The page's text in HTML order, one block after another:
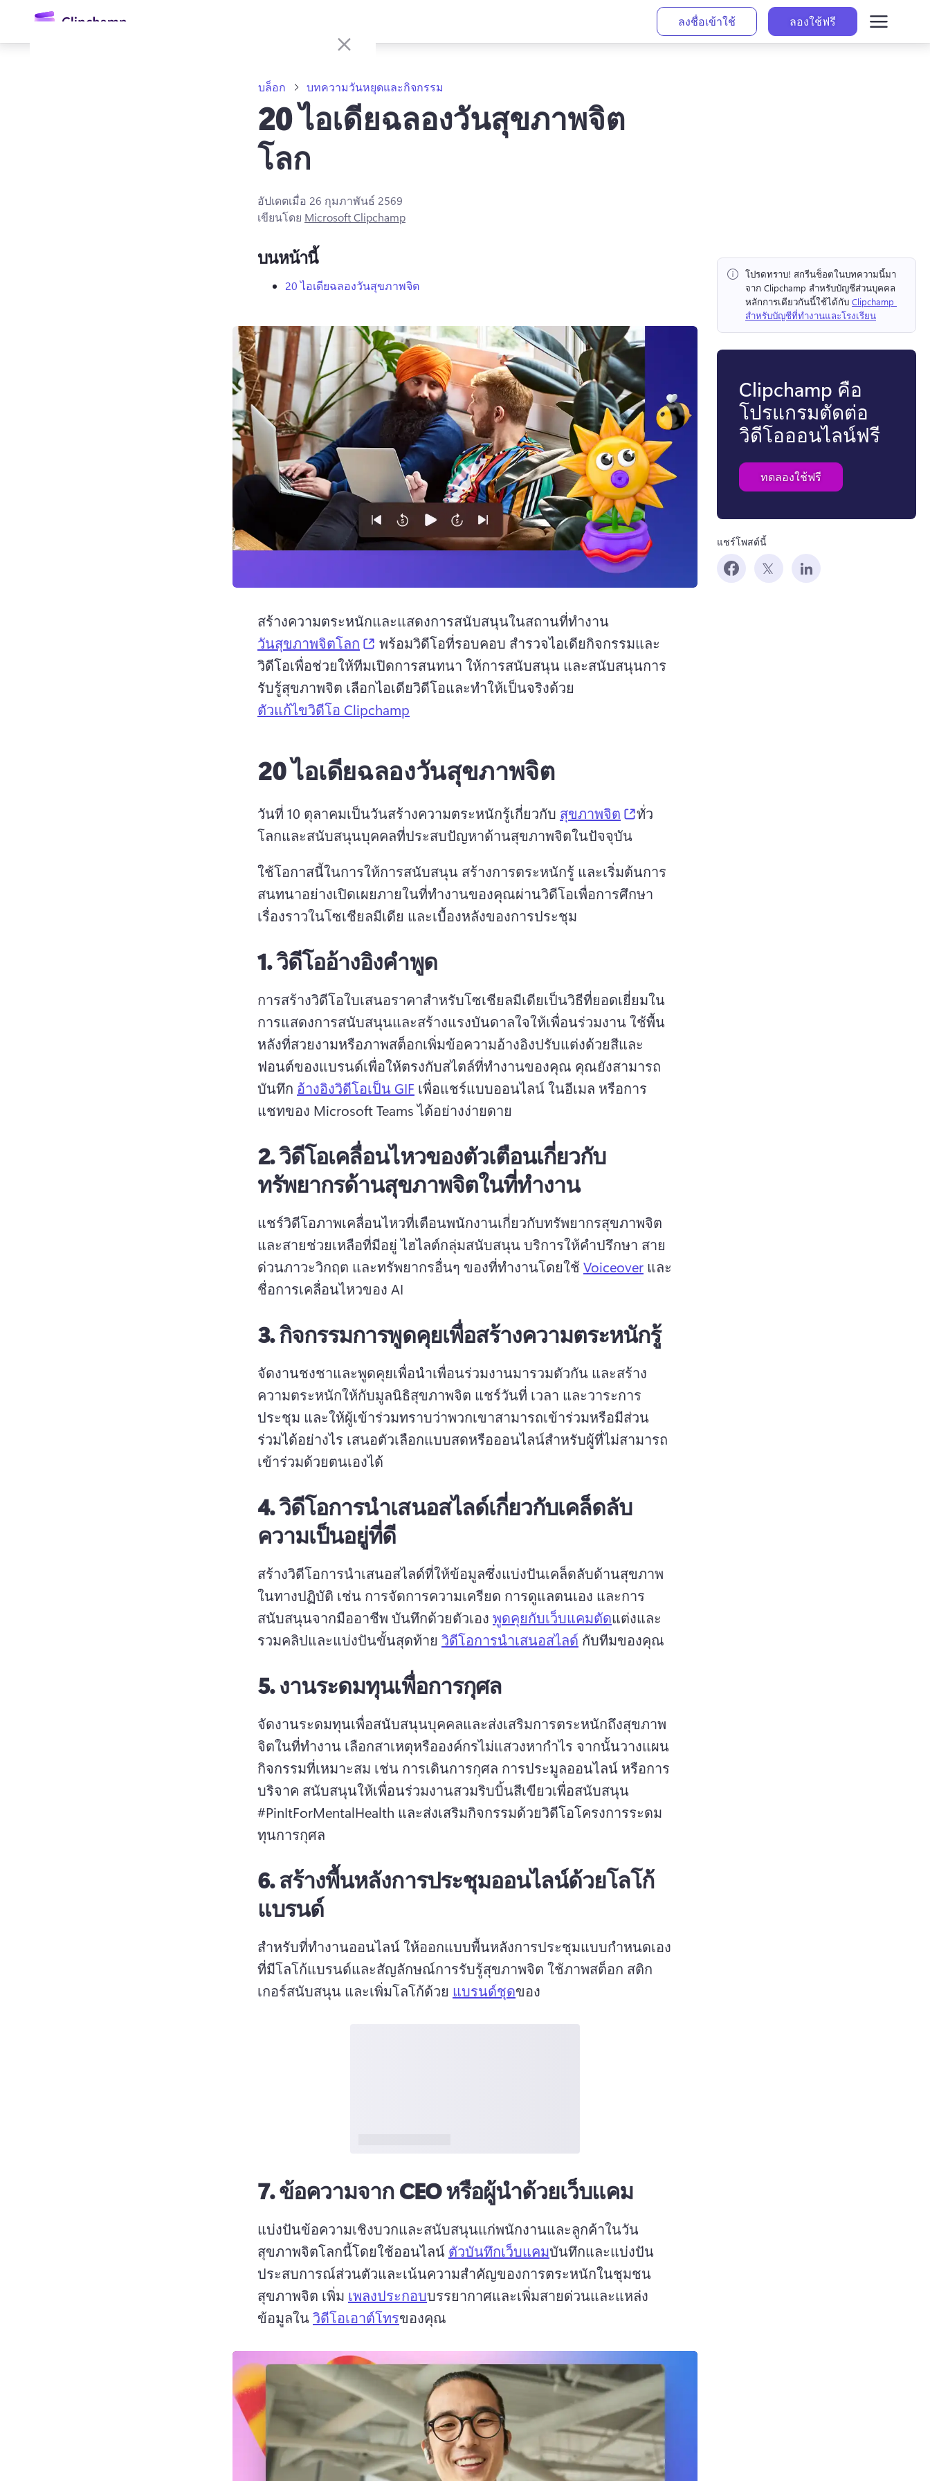
ลงชื่อเข้าใช้ ลองใช้ฟรี
บล็อก บทความวันหยุดและกิจกรรม
20 ไอเดียฉลองวันสุขภาพจิต
โลก
อัปเดตเมื่อ 26 กุมภาพันธ์ 2569
เขียนโดย Microsoft Clipchamp
บนหน้านี้
20 ไอเดียฉลองวันสุขภาพจิต
สร้างความตระหนักและแสดงการสนับสนุนในสถานที่ทํางาน
วันสุขภาพจิตโลก
(opens in a new tab)
พร้อมวิดีโอที่รอบคอบ สํารวจไอเดียกิจกรรมและ
วิดีโอเพื่อช่วยให้ทีมเปิดการสนทนา ให้การสนับสนุน และสนับสนุนการ
รับรู้สุขภาพจิต เลือกไอเดียวิดีโอและทําให้เป็นจริงด้วย
ตัวแก้ไขวิดีโอ Clipchamp
20 ไอเดียฉลองวันสุขภาพจิต
วันที่ 10 ตุลาคมเป็นวันสร้างความตระหนักรู้เกี่ยวกับ สุขภาพจิต (opens in a new tab)
ทั่ว
โลกและสนับสนุนบุคคลที่ประสบปัญหาด้านสุขภาพจิตในปัจจุบัน
ใช้โอกาสนี้ในการให้การสนับสนุน สร้างการตระหนักรู้ และเริ่มต้นการ
สนทนาอย่างเปิดเผยภายในที่ทำงานของคุณผ่านวิดีโอเพื่อการศึกษา
เรื่องราวในโซเชียลมีเดีย และเบื้องหลังของการประชุม
1.วิดีโออ้างอิงคำพูด
การสร้างวิดีโอใบเสนอราคาสําหรับโซเชียลมีเดียเป็นวิธีที่ยอดเยี่ยมใน
การแสดงการสนับสนุนและสร้างแรงบันดาลใจให้เพื่อนร่วมงาน ใช้พื้น
หลังที่สวยงามหรือภาพสต็อกเพิ่มข้อความอ้างอิงปรับแต่งด้วยสีและ
ฟอนต์ของแบรนด์เพื่อให้ตรงกับสไตล์ที่ทํางานของคุณ คุณยังสามารถ
บันทึก อ้างอิงวิดีโอเป็น GIF เพื่อแชร์แบบออนไลน์ ในอีเมล หรือการ
แชทของ Microsoft Teams ได้อย่างง่ายดาย
2.วิดีโอเคลื่อนไหวของตัวเตือนเกี่ยวกับ
ทรัพยากรด้านสุขภาพจิตในที่ทำงาน
แชร์วิดีโอภาพเคลื่อนไหวที่เตือนพนักงานเกี่ยวกับทรัพยากรสุขภาพจิต
และสายช่วยเหลือที่มีอยู่ ไฮไลต์กลุ่มสนับสนุน บริการให้คําปรึกษา สาย
ด่วนภาวะวิกฤต และทรัพยากรอื่นๆ ของที่ทํางานโดยใช้ Voiceover และ
ชื่อการเคลื่อนไหวของ AI
3.กิจกรรมการพูดคุยเพื่อสร้างความตระหนักรู้
จัดงานชงชาและพูดคุยเพื่อนําเพื่อนร่วมงานมารวมตัวกัน และสร้าง
ความตระหนักให้กับมูลนิธิสุขภาพจิต แชร์วันที่ เวลา และวาระการ
ประชุม และให้ผู้เข้าร่วมทราบว่าพวกเขาสามารถเข้าร่วมหรือมีส่วน
ร่วมได้อย่างไร เสนอตัวเลือกแบบสดหรือออนไลน์สําหรับผู้ที่ไม่สามารถ
เข้าร่วมด้วยตนเองได้
4.วิดีโอการนำเสนอสไลด์เกี่ยวกับเคล็ดลับ
ความเป็นอยู่ที่ดี
สร้างวิดีโอการนําเสนอสไลด์ที่ให้ข้อมูลซึ่งแบ่งปันเคล็ดลับด้านสุขภาพ
ในทางปฏิบัติ เช่น การจัดการความเครียด การดูแลตนเอง และการ
สนับสนุนจากมืออาชีพ บันทึกด้วยตัวเอง พูดคุยกับเว็บแคมตัดแต่งและ
รวมคลิปและแบ่งปันขั้นสุดท้าย วิดีโอการนําเสนอสไลด์ กับทีมของคุณ
5.งานระดมทุนเพื่อการกุศล
จัดงานระดมทุนเพื่อสนับสนุนบุคคลและส่งเสริมการตระหนักถึงสุขภาพ
จิตในที่ทํางาน เลือกสาเหตุหรือองค์กรไม่แสวงหากําไร จากนั้นวางแผน
กิจกรรมที่เหมาะสม เช่น การเดินการกุศล การประมูลออนไลน์ หรือการ
บริจาค สนับสนุนให้เพื่อนร่วมงานสวมริบบิ้นสีเขียวเพื่อสนับสนุน
#PinItForMentalHealth และส่งเสริมกิจกรรมด้วยวิดีโอโครงการระดม
ทุนการกุศล
6.สร้างพื้นหลังการประชุมออนไลน์ด้วยโลโก้
แบรนด์
สําหรับที่ทํางานออนไลน์ ให้ออกแบบพื้นหลังการประชุมแบบกําหนดเอง
ที่มีโลโก้แบรนด์และสัญลักษณ์การรับรู้สุขภาพจิต ใช้ภาพสต็อก สติก
เกอร์สนับสนุน และเพิ่มโลโก้ด้วย แบรนด์ชุดของ
7.ข้อความจาก CEO หรือผู้นําด้วยเว็บแคม
แบ่งปันข้อความเชิงบวกและสนับสนุนแก่พนักงานและลูกค้าในวัน
สุขภาพจิตโลกนี้โดยใช้ออนไลน์ ตัวบันทึกเว็บแคมบันทึกและแบ่งปัน
ประสบการณ์ส่วนตัวและเน้นความสําคัญของการตระหนักในชุมชน
สุขภาพจิต เพิ่ม เพลงประกอบบรรยากาศและเพิ่มสายด่วนและแหล่ง
ข้อมูลใน วิดีโอเอาต์โทรของคุณ
โปรดทราบ! สกรีนช็อตในบทความนี้มา
หลักการเดียวกันนี้ใช้ได้กับ Clipchamp
สำหรับบัญชีที่ทำงานและโรงเรียน
Clipchamp คือ
โปรแกรมตัดต่อ
วิดีโอออนไลน์ฟรี
ทดลองใช้ฟรี
แชร์โพสต์นี้